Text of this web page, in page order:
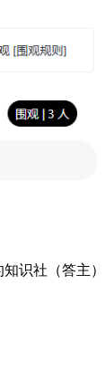
识社（答主）